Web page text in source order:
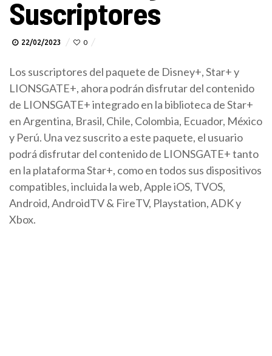
Suscriptores
22/02/2023 0
Los suscriptores del paquete de Disney+, Star+ y
LIONSGATE+, ahora podrán disfrutar del contenido
de LIONSGATE+ integrado en la biblioteca de Star+
en Argentina, Brasil, Chile, Colombia, Ecuador, México
y Perú. Una vez suscrito a este paquete, el usuario
podrá disfrutar del contenido de LIONSGATE+ tanto
en la plataforma Star+, como en todos sus dispositivos
compatibles, incluida la web, Apple iOS, TVOS,
Android, AndroidTV & FireTV, Playstation, ADK y
Xbox.